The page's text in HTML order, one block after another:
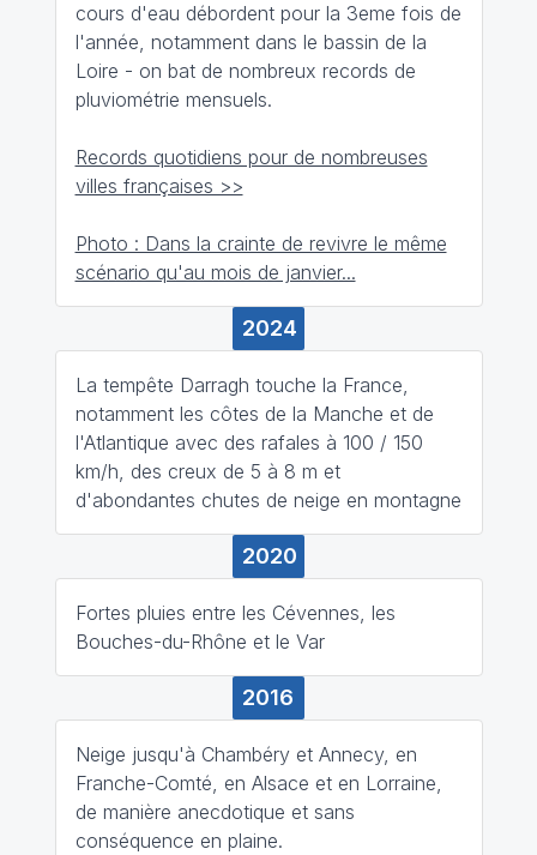
cours d'eau débordent pour la 3eme fois de
l'année, notamment dans le bassin de la
Loire - on bat de nombreux records de
pluviométrie mensuels.
Records quotidiens pour de nombreuses
villes françaises >>
Photo : Dans la crainte de revivre le même
scénario qu'au mois de janvier...
2024
La tempête Darragh touche la France,
notamment les côtes de la Manche et de
l'Atlantique avec des rafales à 100 / 150
km/h, des creux de 5 à 8 m et
d'abondantes chutes de neige en montagne
2020
Fortes pluies entre les Cévennes, les
Bouches-du-Rhône et le Var
2016
Neige jusqu'à Chambéry et Annecy, en
Franche-Comté, en Alsace et en Lorraine,
de manière anecdotique et sans
conséquence en plaine.